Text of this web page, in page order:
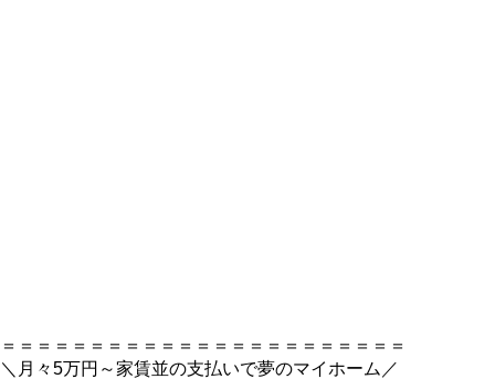
＝＝＝＝＝＝＝＝＝＝＝＝＝＝＝＝＝＝＝＝＝＝＝
＼月々5万円～家賃並の支払いで夢のマイホーム／